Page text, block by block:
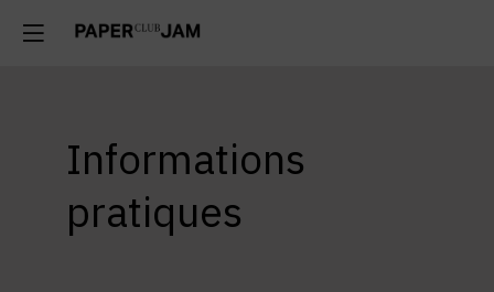
Informations
pratiques